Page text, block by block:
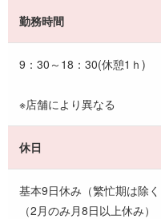
勤務時間
9：30～18：30(休憩1ｈ)
※店舗により異なる
休日
基本9日休み（繁忙期は除く
（2月のみ月8日以上休み）